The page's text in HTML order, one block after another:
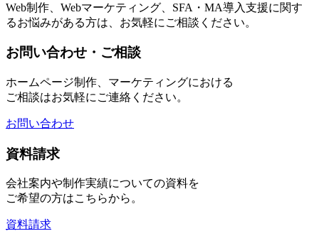
Web制作、Webマーケティング、SFA・MA導入支援に関す
るお悩みがある方は、お気軽にご相談ください。
お問い合わせ・ご相談
ホームページ制作、マーケティングにおける
ご相談はお気軽にご連絡ください。
お問い合わせ
資料請求
会社案内や制作実績についての資料を
ご希望の方はこちらから。
資料請求